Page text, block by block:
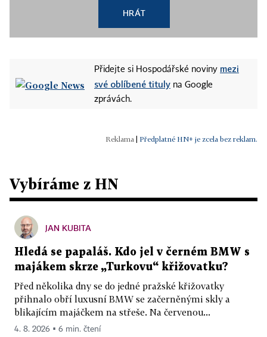
HRÁT
Přidejte si Hospodářské noviny mezi
své oblíbené tituly na Google
zprávách.
Předplatné HN+ je zcela bez reklam.
Vybíráme z HN
JAN KUBITA
Hledá se papaláš. Kdo jel v černém BMW s
majákem skrze „Turkovu“ křižovatku?
Před několika dny se do jedné pražské křižovatky
přihnalo obří luxusní BMW se začerněnými skly a
blikajícím majáčkem na střeše. Na červenou...
4. 8. 2026 ▪ 6 min. čtení